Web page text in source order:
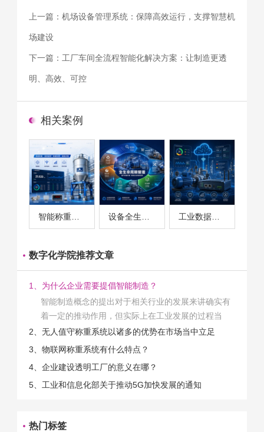
上一篇： 机场设备管理系统：保障高效运行，支撑智慧机
场建设
下一篇： 工厂车间全流程智能化解决方案：让制造更透
明、高效、可控
相关案例
智能称重系统案例 设备全生命周期管理案例 工业数据采集与设备监控案例
数字化学院推荐文章
1、为什么企业需要提倡智能制造？
智能制造概念的提出对于相关行业的发展来讲确实有
着一定的推动作用，但实际上在工业发展的过程当
中，能够推动相关产业发展的具体结束是非常的多
的。那么为什么企业一定需要...
2、无人值守称重系统以诸多的优势在市场当中立足
3、物联网称重系统有什么特点？
4、企业建设透明工厂的意义在哪？
5、工业和信息化部关于推动5G加快发展的通知
热门标签